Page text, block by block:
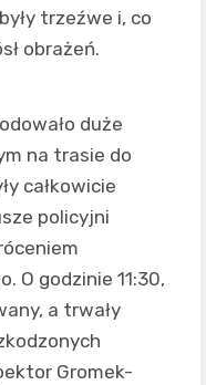
trzeźwe i, co
obrażeń.
duże
na trasie do
całkowicie
policyjni
O godzinie 11:30,
a trwały
Gromek-